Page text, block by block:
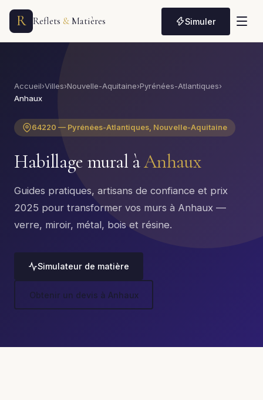
R Reflets &Matières Simuler
Accueil›Villes›Nouvelle-Aquitaine›Pyrénées-Atlantiques›
Anhaux
64220 — Pyrénées-Atlantiques, Nouvelle-Aquitaine
Habillage mural àAnhaux
Guides pratiques, artisans de confiance et prix
2025 pour transformer vos murs à Anhaux —
verre, miroir, métal, bois et résine.
Simulateur de matière
Obtenir un devis à Anhaux